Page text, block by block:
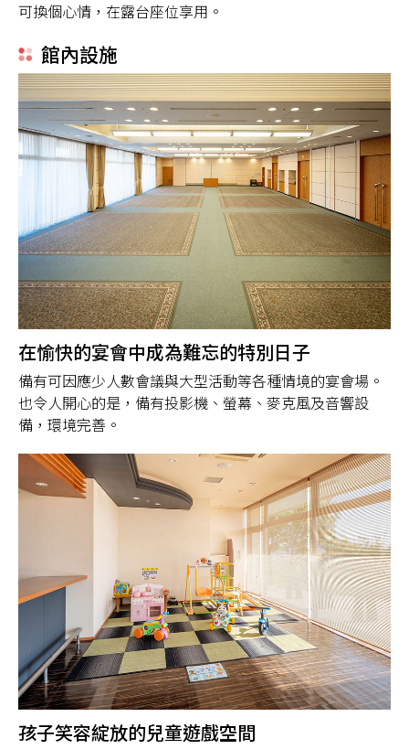
可換個心情，在露台座位享用。
館內設施
在愉快的宴會中成為難忘的特別日子
備有可因應少人數會議與大型活動等各種情境的宴會場。
也令人開心的是，備有投影機、螢幕、麥克風及音響設
備，環境完善。
孩子笑容綻放的兒童遊戲空間